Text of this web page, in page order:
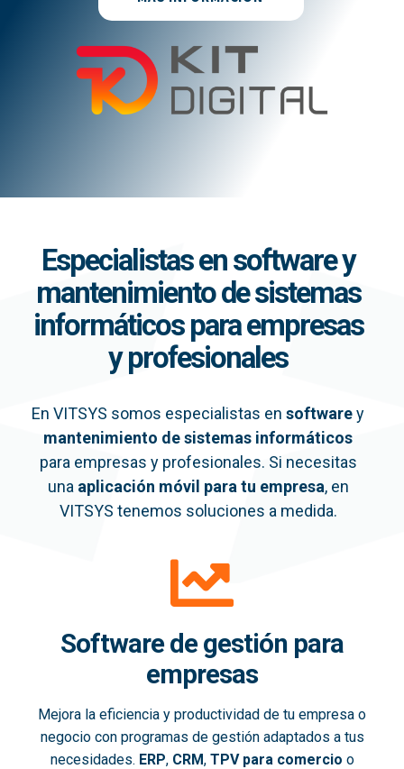
Especialistas en software y
mantenimiento de sistemas
informáticos para empresas
y profesionales
En VITSYS somos especialistas en softwarey
mantenimiento de sistemas informáticos
para empresas y profesionales. Si necesitas
una aplicación móvil para tu empresa, en
VITSYS tenemos soluciones a medida.
Software de gestión para
empresas
Mejora la eficiencia y productividad de tu empresa o
negocio con programas de gestión adaptados a tus
necesidades. ERP, CRM, TPV para comercio o